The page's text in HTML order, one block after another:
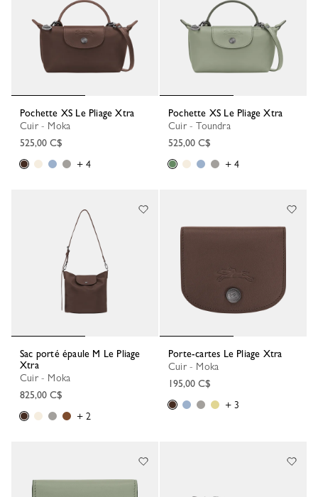
Pochette XS Le Pliage Xtra
Cuir - Moka
525,00 C$
+ 4
Pochette XS Le Pliage Xtra
Cuir - Toundra
525,00 C$
+ 4
Sac porté épaule M Le Pliage
Xtra
Cuir - Moka
825,00 C$
+ 2
Porte-cartes Le Pliage Xtra
Cuir - Moka
195,00 C$
+ 3